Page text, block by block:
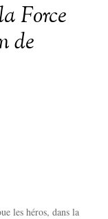
Force
de
les héros, dans la